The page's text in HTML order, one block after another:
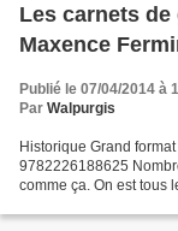
Les carnets
Maxence
Publié le 07/04/2014 à
Par Walpurgis
Historique Grand
9782226188625
comme ça. On est tous